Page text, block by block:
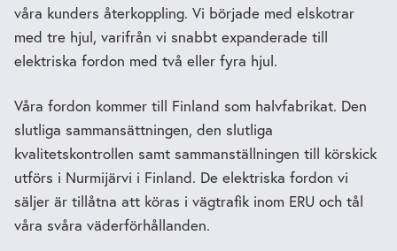
våra kunders återkoppling. Vi började med elskotrar
med tre hjul, varifrån vi snabbt expanderade till
elektriska fordon med två eller fyra hjul.
Våra fordon kommer till Finland som halvfabrikat. Den
slutliga sammansättningen, den slutliga
kvalitetskontrollen samt sammanställningen till körskick
utförs i Nurmijärvi i Finland. De elektriska fordon vi
säljer är tillåtna att köras i vägtrafik inom ERU och tål
våra svåra väderförhållanden.